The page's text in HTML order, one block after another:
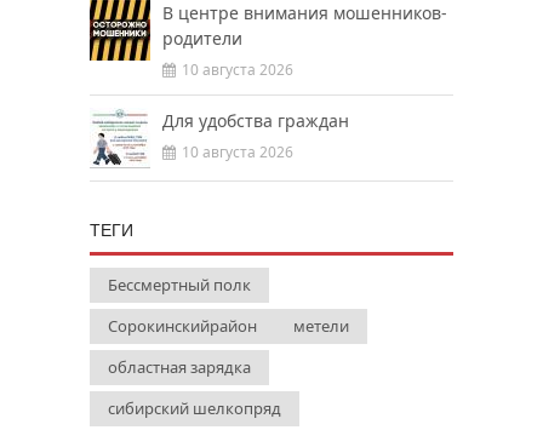
В центре внимания мошенников-
родители
10 августа 2026
Для удобства граждан
10 августа 2026
ТЕГИ
Бессмертный полк
Сорокинскийрайон
метели
областная зарядка
сибирский шелкопряд